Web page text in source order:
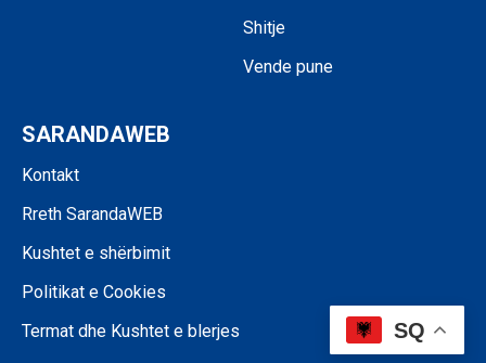
Shitje
Vende pune
SARANDAWEB
Kontakt
Rreth SarandaWEB
Kushtet e shërbimit
Politikat e Cookies
Termat dhe Kushtet e blerjes
SQ